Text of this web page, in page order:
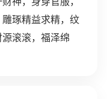
琢精益求精，纹
滚滚，福泽绵